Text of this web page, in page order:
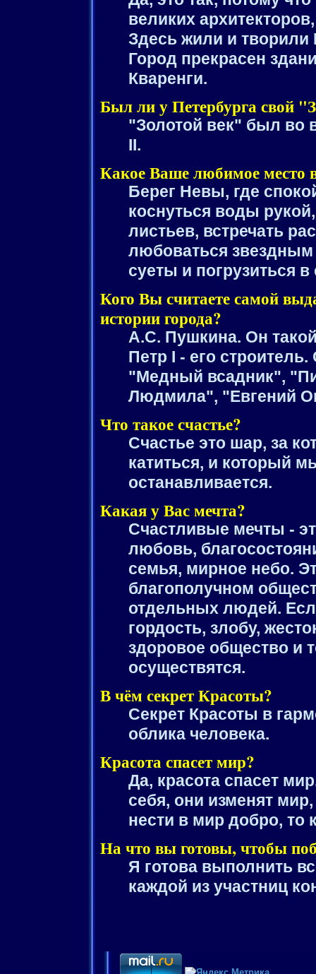
великих
Здесь жили и творили
Город прекрасен
Кваренги.
Был ли у Петербурга свой
"Золотой век" был во
II.
Какое Ваше любимое место
Берег Невы, где
коснуться воды
листьев, встречать
любоваться звездным
суеты и погрузиться
Кого Вы считаете самой
истории города?
А.С. Пушкина. Он
Петр I - его
"Медный всадник",
Людмила", "Евгений
Что такое счастье?
Счастье это шар, за
катиться, и который
останавливается.
Какая у Вас мечта?
Счастливые мечты -
любовь,
семья, мирное небо.
благополучном
отдельных людей.
гордость, злобу,
здоровое общество и
осуществятся.
В чём секрет Красоты?
Секрет Красоты в
облика человека.
Красота спасет мир?
Да, красота спасет
себя, они изменят
нести в мир добро, то
На что вы готовы, чтобы
Я готова выполнить
каждой из участниц